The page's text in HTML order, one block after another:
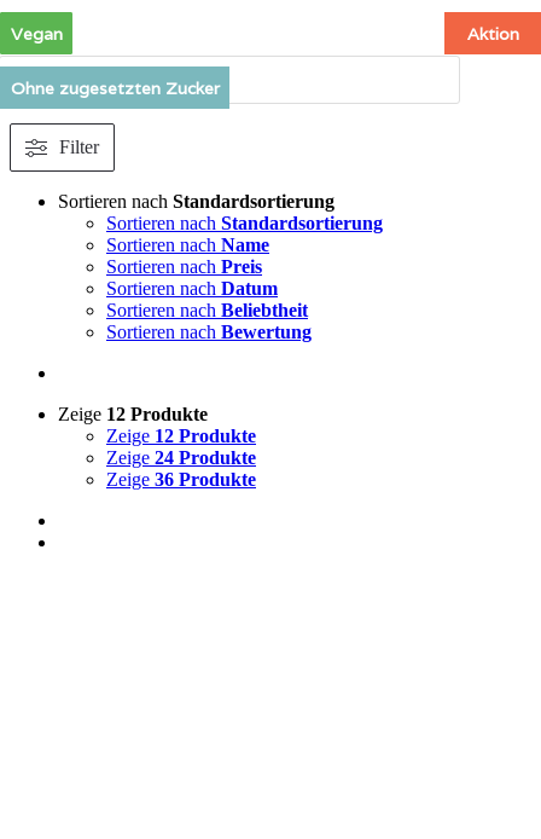
Inhalt
springen
Products
search
Filter
Sortieren nach Standardsortierung
Sortieren nach Standardsortierung
Sortieren nach Name
Sortieren nach Preis
Sortieren nach Datum
Sortieren nach Beliebtheit
Sortieren nach Bewertung
Zeige 12 Produkte
Zeige 12 Produkte
Zeige 24 Produkte
Zeige 36 Produkte
Vegan
Ohne zugesetzten Zucker
Vegan
Ohne zugesetzten Zucker
Aktion
Vegan
Ohne zugesetzten Zucker
Vegan
Ohne zugesetzten Zucker
Vegan
Ohne zugesetzten Zucker
Vegan
Ohne zugesetzten Zucker
Vegan
Ohne zugesetzten Zucker
Vegan
Ohne zugesetzten Zucker
Aktion
Vegan
Ohne zugesetzten Zucker